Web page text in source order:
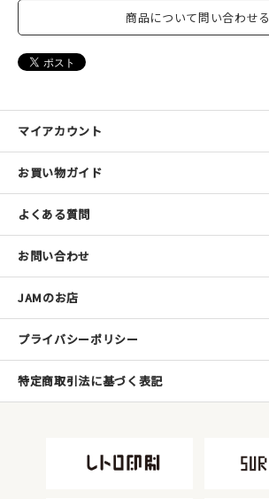
商品について問い合わせる
マイアカウント
お買い物ガイド
よくある質問
お問い合わせ
JAMのお店
プライバシーポリシー
特定商取引法に基づく表記